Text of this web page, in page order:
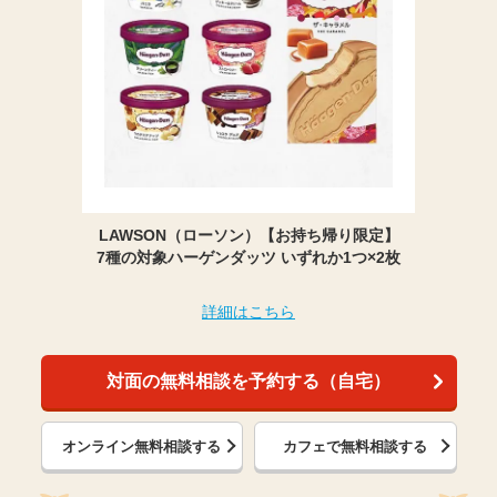
LAWSON（ローソン）【お持ち帰り限定】
7種の対象ハーゲンダッツ いずれか1つ×2枚
詳細はこちら
対面の無料相談を予約する（自宅）
オンライン無料相談する カフェで無料相談する